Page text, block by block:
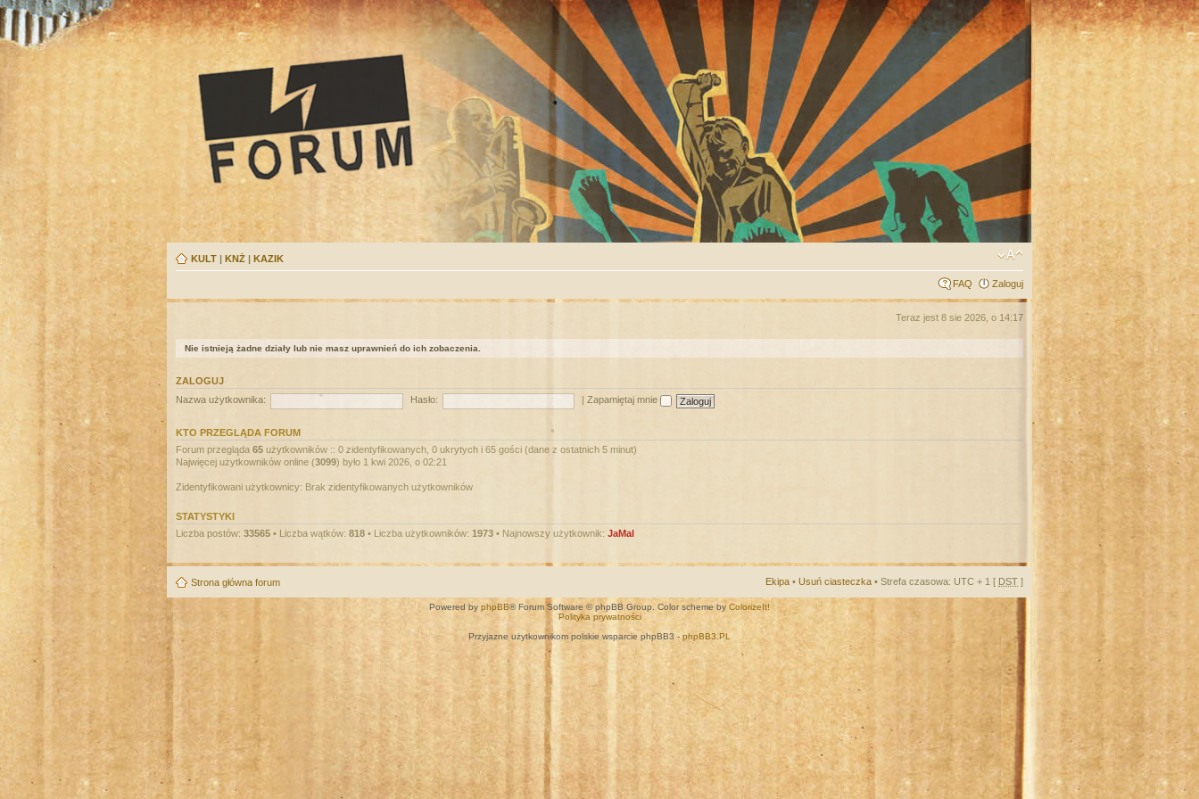
KULT | KNŻ | KAZIK
FAQ Zaloguj
Teraz jest 8 sie 2026, o 14:17
Nie istnieją żadne działy lub nie masz uprawnień do ich zobaczenia.
ZALOGUJ
Nazwa użytkownika:
Hasło: Zapamiętaj mnie
KTO PRZEGLĄDA FORUM
Forum przegląda 65 użytkowników :: 0 zidentyfikowanych, 0 ukrytych i 65 gości (dane z ostatnich 5 minut)
Najwięcej użytkowników online (3099) było 1 kwi 2026, o 02:21
Zidentyfikowani użytkownicy: Brak zidentyfikowanych użytkowników
STATYSTYKI
Liczba postów: 33565 • Liczba wątków: 818 • Liczba użytkowników: 1973 • Najnowszy użytkownik: JaMal
Strona główna forum Ekipa • Usuń ciasteczka • Strefa czasowa: UTC + 1 [ DST ]
Powered by phpBB® Forum Software © phpBB Group. Color scheme by ColorizeIt!
Polityka prywatności
Przyjazne użytkownikom polskie wsparcie phpBB3 - phpBB3.PL